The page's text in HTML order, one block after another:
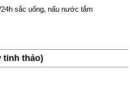
sắc uống, nấu nước tắm
tinh thảo)